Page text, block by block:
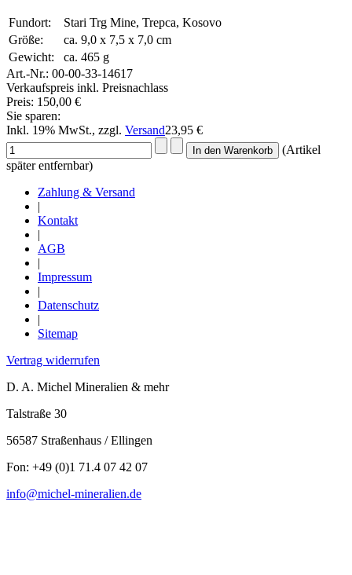
Fundort:
Stari Trg Mine, Trepca, Kosovo
Größe:
ca. 9,0 x 7,5 x 7,0 cm
Gewicht:
ca. 465 g
Art.-Nr.: 00-00-33-14617
Verkaufspreis inkl. Preisnachlass
Preis: 150,00 €
Sie sparen:
Inkl. 19% MwSt., zzgl. Versand23,95 €
(Artikel
später entfernbar)
Zahlung & Versand
|
Kontakt
|
AGB
|
Impressum
|
Datenschutz
|
Sitemap
Vertrag widerrufen
D. A. Michel Mineralien & mehr
Talstraße 30
56587 Straßenhaus / Ellingen
Fon: +49 (0)1 71.4 07 42 07
info@michel-mineralien.de